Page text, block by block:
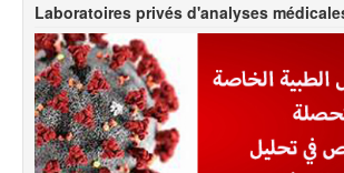
Laboratoires privés d'analyses